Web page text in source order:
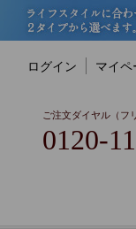
ログイン マイペ
ご注文ダイヤル（フ
0120-